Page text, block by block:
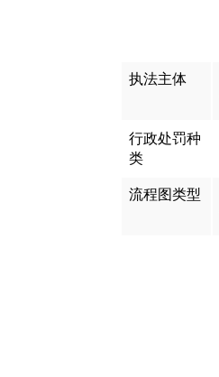
执法主体
行政处罚种
类
流程图类型